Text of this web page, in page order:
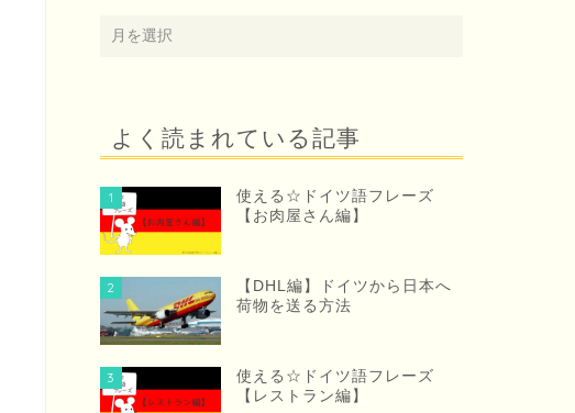
よく読まれている記事
1
使える☆ドイツ語フレーズ
【お肉屋さん編】
2
【DHL編】ドイツから日本へ
荷物を送る方法
3
使える☆ドイツ語フレーズ
【レストラン編】